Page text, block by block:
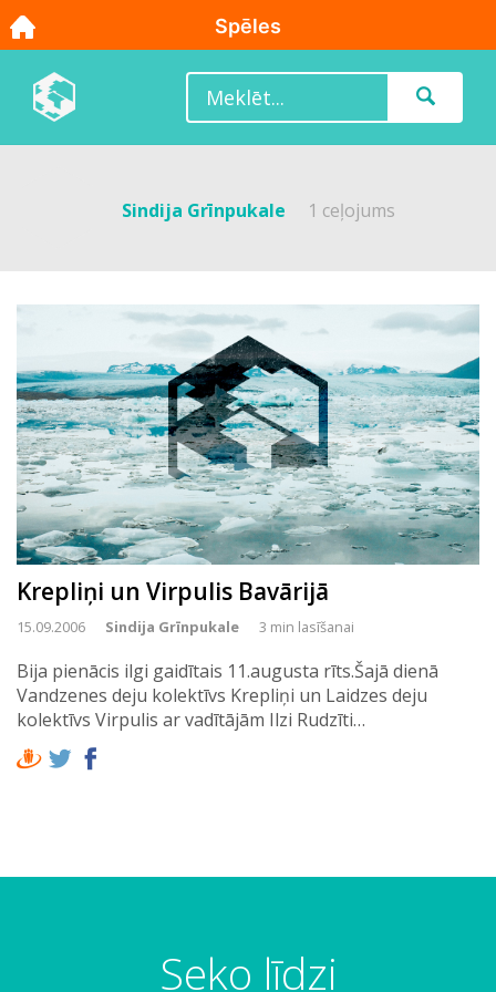
Sindija Grīnpukale 1 ceļojums
Krepliņi un Virpulis Bavārijā
15.09.2006 Sindija Grīnpukale 3 min lasīšanai
Bija pienācis ilgi gaidītais 11.augusta rīts.Šajā dienā
Vandzenes deju kolektīvs Krepliņi un Laidzes deju
kolektīvs Virpulis ar vadītājām Ilzi Rudzīti…
Seko līdzi